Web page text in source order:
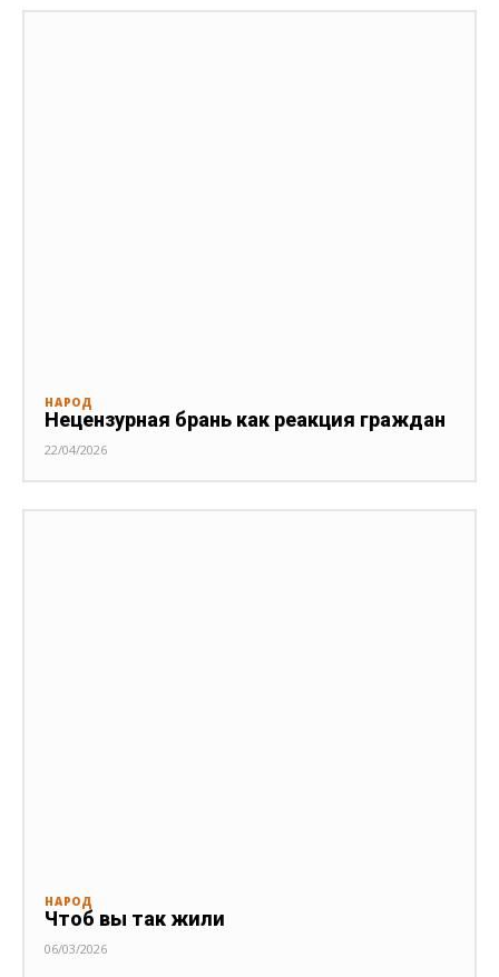
НАРОД
Нецензурная брань как реакция граждан
22/04/2026
НАРОД
Чтоб вы так жили
06/03/2026